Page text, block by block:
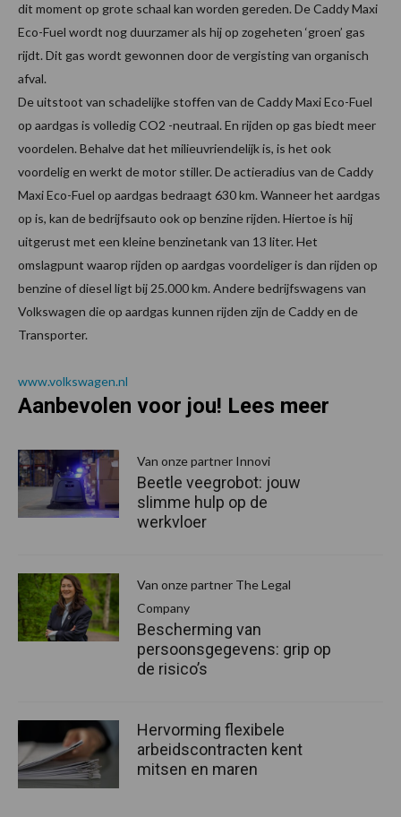
dit moment op grote schaal kan worden gereden. De Caddy Maxi
Eco-Fuel wordt nog duurzamer als hij op zogeheten ‘groen’ gas
rijdt. Dit gas wordt gewonnen door de vergisting van organisch
afval.
De uitstoot van schadelijke stoffen van de Caddy Maxi Eco-Fuel
op aardgas is volledig CO2 -neutraal. En rijden op gas biedt meer
voordelen. Behalve dat het milieuvriendelijk is, is het ook
voordelig en werkt de motor stiller. De actieradius van de Caddy
Maxi Eco-Fuel op aardgas bedraagt 630 km. Wanneer het aardgas
op is, kan de bedrijfsauto ook op benzine rijden. Hiertoe is hij
uitgerust met een kleine benzinetank van 13 liter. Het
omslagpunt waarop rijden op aardgas voordeliger is dan rijden op
benzine of diesel ligt bij 25.000 km. Andere bedrijfswagens van
Volkswagen die op aardgas kunnen rijden zijn de Caddy en de
Transporter.
www.volkswagen.nl
Aanbevolen voor jou! Lees meer
Van onze partner Innovi
Beetle veegrobot: jouw
slimme hulp op de
werkvloer
Van onze partner The Legal
Company
Bescherming van
persoonsgegevens: grip op
de risico’s
Hervorming flexibele
arbeidscontracten kent
mitsen en maren